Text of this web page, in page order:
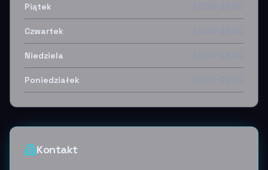
Piątek
Czwartek
Niedziela
Poniedziałek
Kontakt